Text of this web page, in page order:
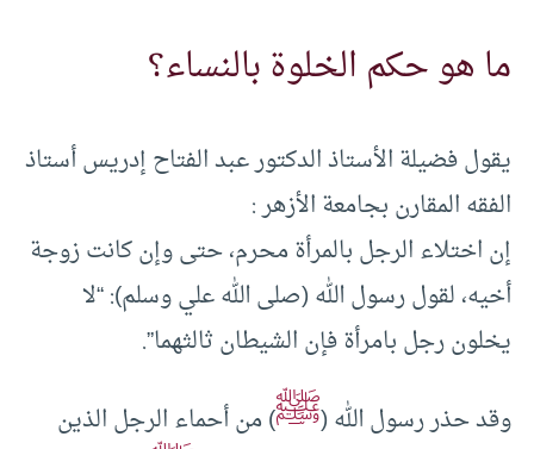
ما هو حكم الخلوة بالنساء؟
يقول فضيلة الأستاذ الدكتور عبد الفتاح إدريس أستاذ
الفقه المقارن بجامعة الأزهر :
إن اختلاء الرجل بالمرأة محرم، حتى وإن كانت زوجة
أخيه، لقول رسول الله (صلى الله علي وسلم): “لا
يخلون رجل بامرأة فإن الشيطان ثالثهما”.
وقد حذر رسول الله (ﷺ) من أحماء الرجل الذين